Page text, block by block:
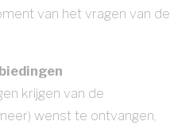
van het vragen van de
krijgen van de
wenst te ontvangen,